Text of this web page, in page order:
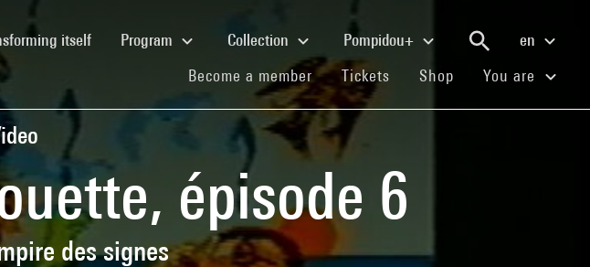
itself(current)Program Collection Pompidou+
en
Become a member (current)
Tickets (current)
Shop (current)You are
épisode 6
des signes